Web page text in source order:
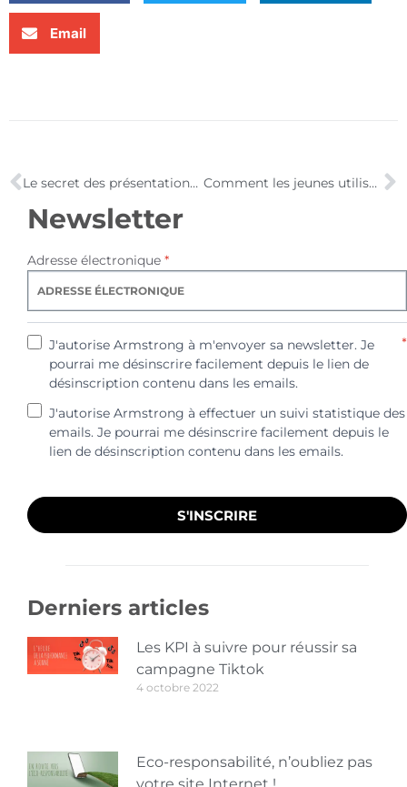
Email
Le secret des présentations de Steve Jobs ! Comment les jeunes utilisent-ils Internet ?
Newsletter
Adresse électronique *
J'autorise Armstrong à m'envoyer sa newsletter. Je
pourrai me désinscrire facilement depuis le lien de
désinscription contenu dans les emails.
*
J'autorise Armstrong à effectuer un suivi statistique des
emails. Je pourrai me désinscrire facilement depuis le
lien de désinscription contenu dans les emails.
S'INSCRIRE
Derniers articles
Les KPI à suivre pour réussir sa
campagne Tiktok
4 octobre 2022
Eco-responsabilité, n’oubliez pas
votre site Internet !